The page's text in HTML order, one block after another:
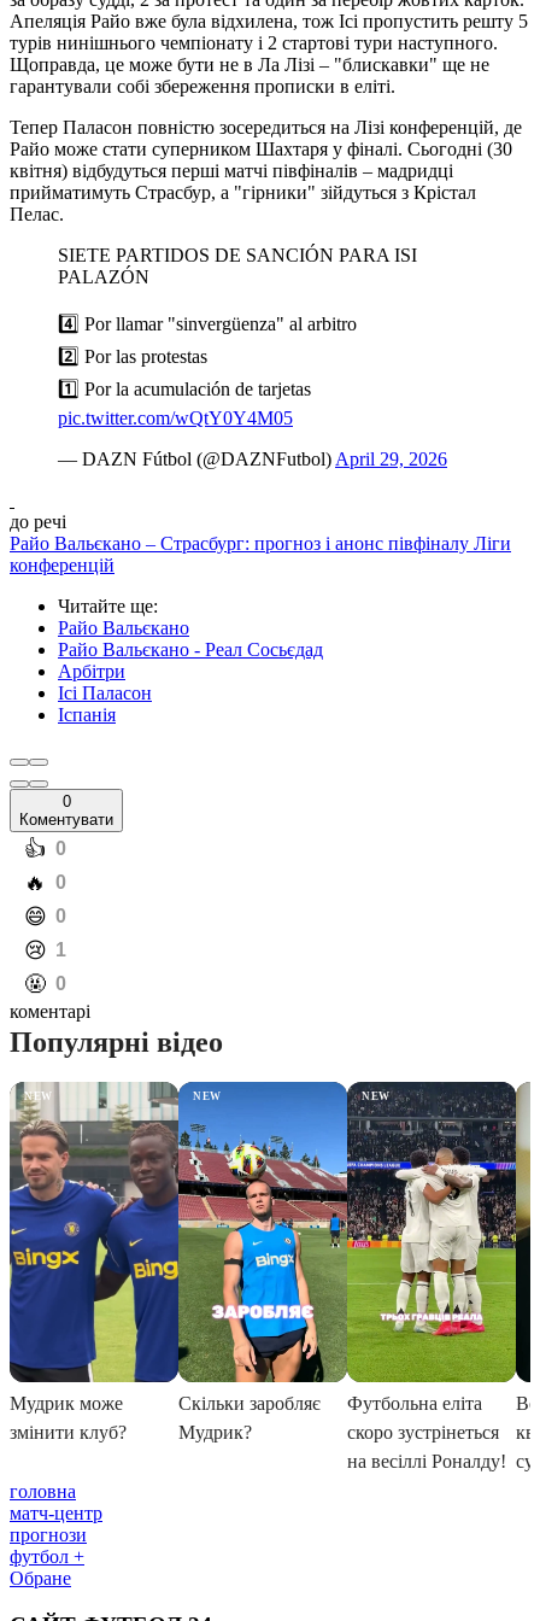
Апеляція Райо вже була відхилена, тож Ісі пропустить решту 5
турів нинішнього чемпіонату і 2 стартові тури наступного.
Щоправда, це може бути не в Ла Лізі – "блискавки" ще не
гарантували собі збереження прописки в еліті.
Тепер Паласон повністю зосередиться на Лізі конференцій, де
Райо може стати суперником Шахтаря у фіналі. Сьогодні (30
квітня) відбудуться перші матчі півфіналів – мадридці
прийматимуть Страсбур, а "гірники" зійдуться з Крістал
Пелас.
SIETE PARTIDOS DE SANCIÓN PARA ISI
PALAZÓN
4️⃣ Por llamar "sinvergüenza" al arbitro
2️⃣ Por las protestas
1️⃣ Por la acumulación de tarjetas
pic.twitter.com/wQtY0Y4M05
— DAZN Fútbol (@DAZNFutbol)April 29, 2026
до речі
Райо Вальєкано – Страсбург: прогноз і анонс півфіналу Ліги
конференцій
Читайте ще:
Райо Вальєкано
Райо Вальєкано - Реал Сосьєдад
Арбітри
Ісі Паласон
Іспанія
0
Коментувати
️👍 0
️🔥 0
️😄 0
️😢 1
️🤬 0
коментарі
головна
матч-центр
прогнози
футбол +
Обране